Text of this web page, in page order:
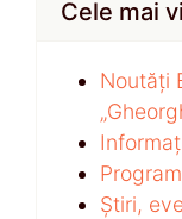
Cele mai
Noutăți
Știri,